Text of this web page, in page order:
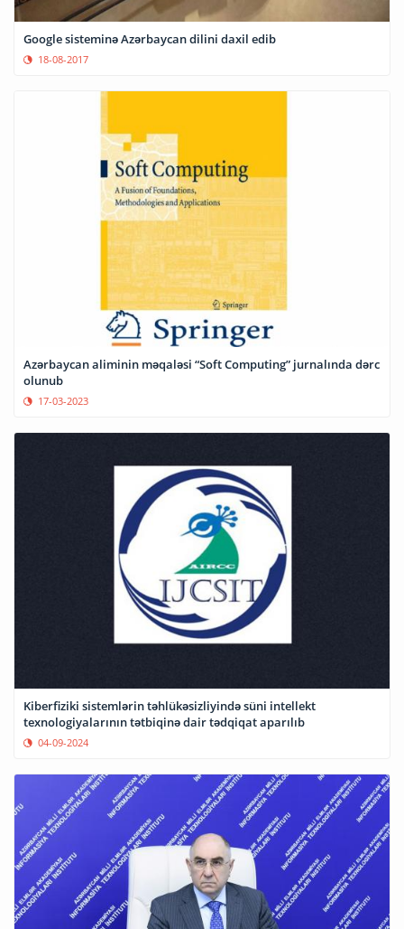
Google sisteminə Azərbaycan dilini daxil edib
18-08-2017
Azərbaycan aliminin məqaləsi “Soft Computing” jurnalında dərc
olunub
17-03-2023
Kiberfiziki sistemlərin təhlükəsizliyində süni intellekt
texnologiyalarının tətbiqinə dair tədqiqat aparılıb
04-09-2024